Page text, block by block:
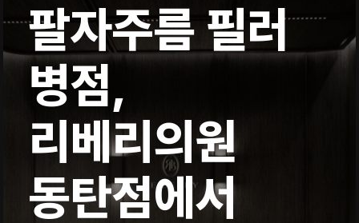
팔자주름 필러
병점,
리베리의원
동탄점에서